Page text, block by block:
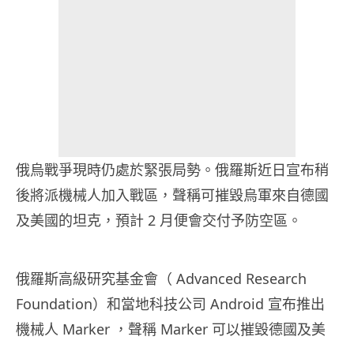
俄烏戰爭現時仍處於緊張局勢。俄羅斯近日宣布稍
後將派機械人加入戰區，聲稱可摧毀烏軍來自德國
及美國的坦克，預計 2 月便會交付予防空區。
俄羅斯高級研究基金會（ Advanced Research
Foundation）和當地科技公司 Android 宣布推出
機械人 Marker ，聲稱 Marker 可以摧毀德國及美